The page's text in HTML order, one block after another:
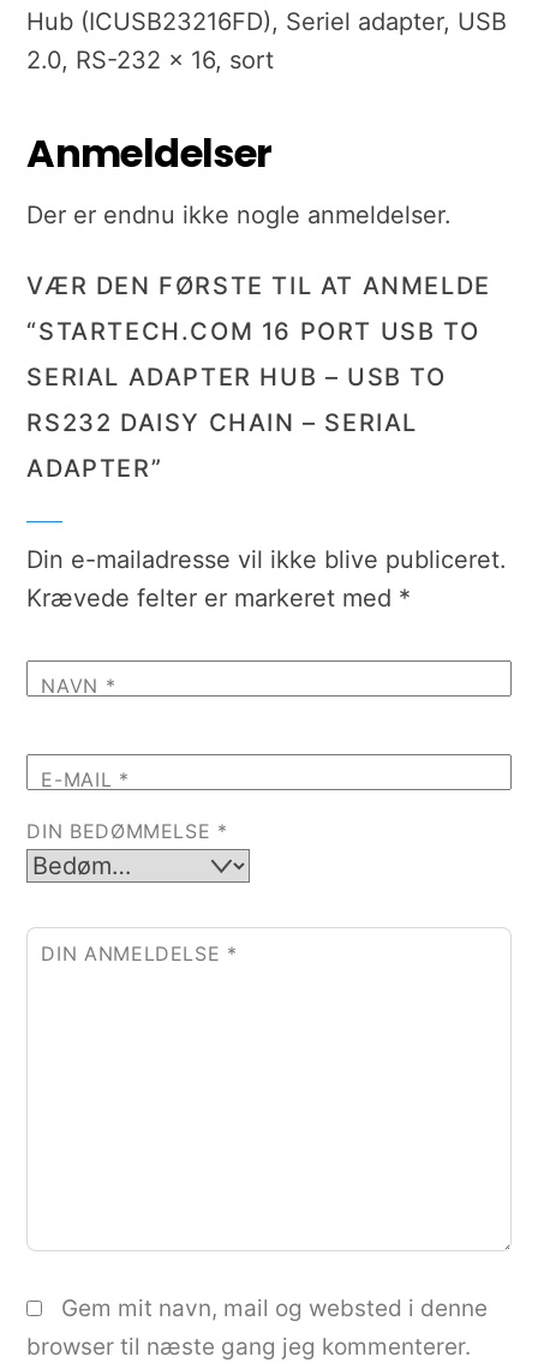
Hub (ICUSB23216FD), Seriel adapter, USB
2.0, RS-232 x 16, sort
Anmeldelser
Der er endnu ikke nogle anmeldelser.
VÆR DEN FØRSTE TIL AT ANMELDE
“STARTECH.COM 16 PORT USB TO
SERIAL ADAPTER HUB – USB TO
RS232 DAISY CHAIN – SERIAL
ADAPTER”
Din e-mailadresse vil ikke blive publiceret.
Krævede felter er markeret med *
NAVN *
E-MAIL *
DIN BEDØMMELSE *
DIN ANMELDELSE *
Gem mit navn, mail og websted i denne
browser til næste gang jeg kommenterer.